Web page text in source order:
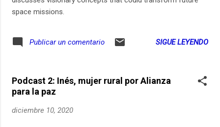
space missions.
Publicar un comentario SIGUE LEYENDO
Podcast 2: Inés, mujer rural por Alianza
para la paz
diciembre 10, 2020